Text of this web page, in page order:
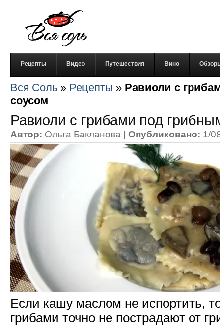
Рецепты Видео Путешествия Вино
Вся Соль » Рецепты » Равиоли с
соусом
Равиоли с грибами под
Автор: Ольга Бакланова | Опубликовано: 1/
Если кашу маслом не испортить,
грибами точно не пострадают от